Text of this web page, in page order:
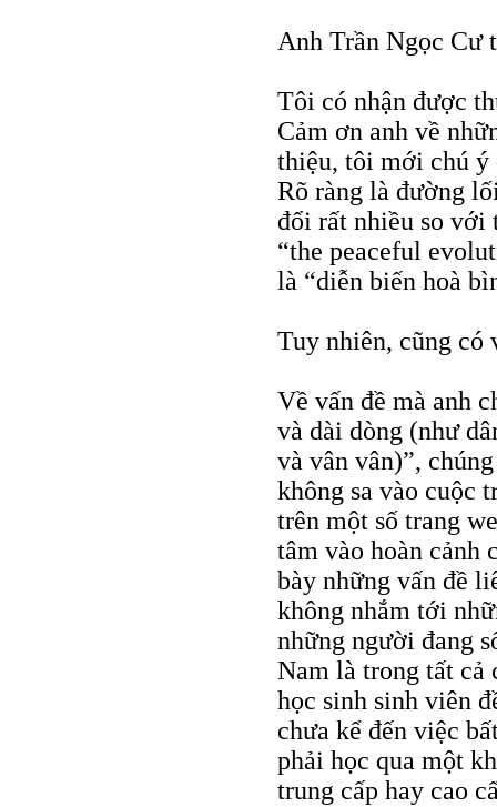
Anh Trần Ngọc Cư
Tôi có nhận được
Cảm ơn anh về
thiệu, tôi mới chú ý
Rõ ràng là đường
đổi rất nhiều so với
“the peaceful
là “diễn biến hoà
Tuy nhiên, cũng có
Về vấn đề mà anh
và dài dòng (như
và vân vân)”,
không sa vào cuộc
trên một số trang
tâm vào hoàn cảnh
bày những vấn đề
không nhắm tới
những người đang
Nam là trong tất cả
học sinh sinh viên
chưa kể đến việc
phải học qua một
trung cấp hay cao